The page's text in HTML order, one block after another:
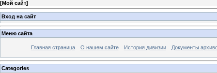
[Мой сайт]
Вход на сайт
Меню сайта
Главная страница О нашем сайте История дивизии Документы
Categories